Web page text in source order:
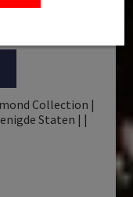
Collection |
Staten | |